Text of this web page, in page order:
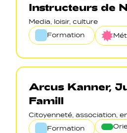
Instructeurs de
Media, loisir, culture
Formation
Arcus Kanner,
Famill
Citoyenneté, association,
Formation